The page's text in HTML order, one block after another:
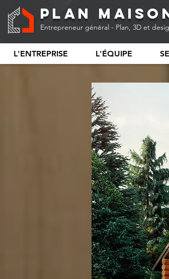
Plan
Entrepreneur général - Plan, 3D et
L'ENTREPRISE L'ÉQUIPE